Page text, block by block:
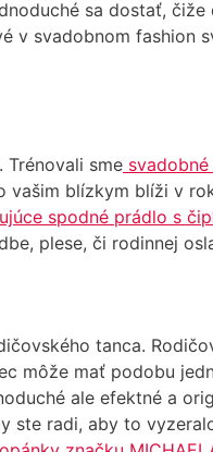
sa dostať,
v svadobnom fashion
Trénovali sme
vašim blízkym blíži v
spodné prádlo s
plese, či rodinnej
tanca.
môže mať podobu
ale efektné a
ste radi, aby to